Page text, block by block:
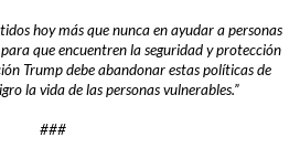
hoy más que nunca en ayudar a personas
que encuentren la seguridad y protección
Trump debe abandonar estas políticas de
la vida de las personas vulnerables.”
###